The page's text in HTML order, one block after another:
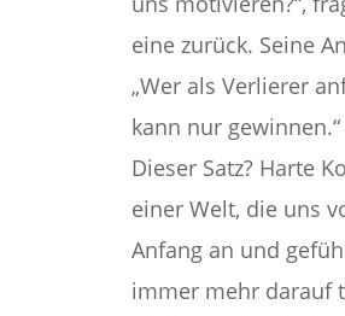
eine zurück. Seine
„Wer als Verlierer
kann nur gewinnen.“
Dieser Satz? Harte
einer Welt, die uns
Anfang an und
immer mehr darauf